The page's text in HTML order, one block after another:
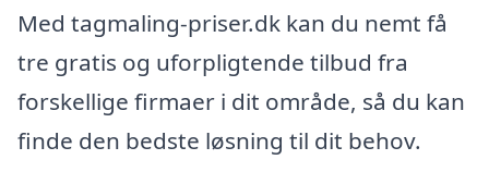
Med tagmaling-priser.dk kan du nemt få
tre gratis og uforpligtende tilbud fra
forskellige firmaer i dit område, så du kan
finde den bedste løsning til dit behov.